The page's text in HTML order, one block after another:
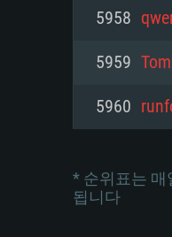
여유 저
네트워크:
여유 저
5958
5959
5960
* 순위표는 매
됩니다